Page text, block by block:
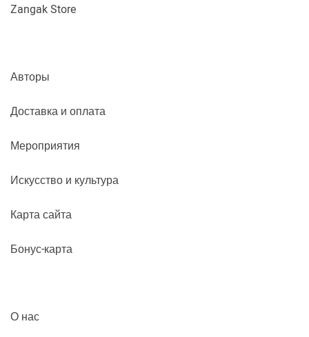
Zangak Store
Авторы
Доставка и оплата
Мероприятия
Искусство и культура
Карта сайта
Бонус-карта
О нас